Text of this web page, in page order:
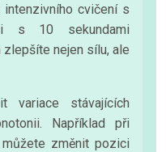
cvičení s
s 10 sekundami
nejen sílu, ale
variace stávajících
Například při
změnit pozici